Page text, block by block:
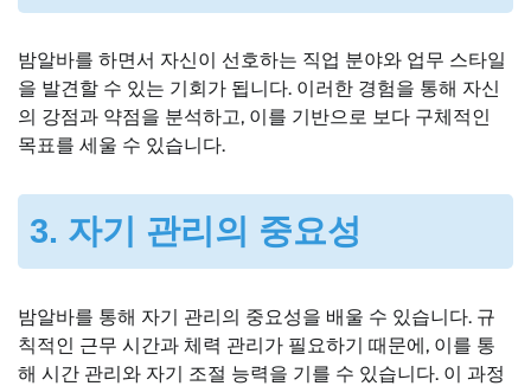
밤알바를 하면서 자신이 선호하는 직업 분야와 업무 스타일
을 발견할 수 있는 기회가 됩니다. 이러한 경험을 통해 자신
의 강점과 약점을 분석하고, 이를 기반으로 보다 구체적인
목표를 세울 수 있습니다.
3. 자기 관리의 중요성
밤알바를 통해 자기 관리의 중요성을 배울 수 있습니다. 규
칙적인 근무 시간과 체력 관리가 필요하기 때문에, 이를 통
해 시간 관리와 자기 조절 능력을 기를 수 있습니다. 이 과정